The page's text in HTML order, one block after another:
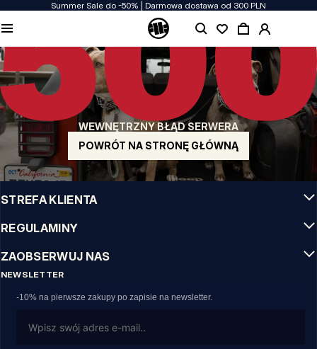
Summer Sale do -50% | Darmowa dostawa od 300 PLN
WEWNĘTRZNY BŁĄD SERWERA
POWRÓT NA STRONĘ GŁÓWNĄ
JAKOŚĆ TO DLA NAS PRIORYTET
Naszą odzież produkujemy z pasją! Nie idziemy na kompromis w kwestiach
wytrzymałości, długowieczności materiałów i dbałości o detal.
US ORIGIN
Nasze korzenie sięgają San Diego z poczatku lat 90-tych XX wieku. Nasz styl jest
surowy, autentyczny i stanowczy.
MARKA Z CHARAKTEREM
Nasze kolekcje wybierają sportowcy, fighterzy i uparci indywidualiści.
INFO
STREFA KLIENTA
REGULAMINY
ZAOBSERWUJ NAS
NEWSLETTER
-10% na pierwsze zakupy po zapisie na newsletter.